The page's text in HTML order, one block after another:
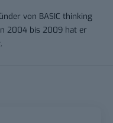
von BASIC thinking
2004 bis 2009 hat er